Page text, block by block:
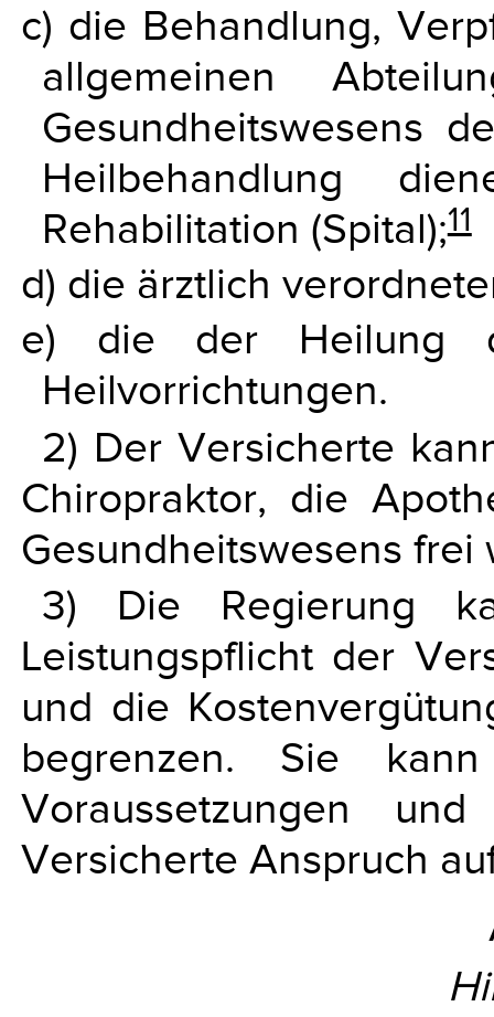
c) die Behandlung,
allgemeinen
Gesundheitswesens
Heilbehandlung
Rehabilitation (Spital);11
d) die ärztlich
e) die der Heilung
Heilvorrichtungen.
2) Der Versicherte
Chiropraktor, die
Gesundheitswesens frei
3) Die Regierung
Leistungspflicht der
und die
begrenzen. Sie
Voraussetzungen
Versicherte Anspruch